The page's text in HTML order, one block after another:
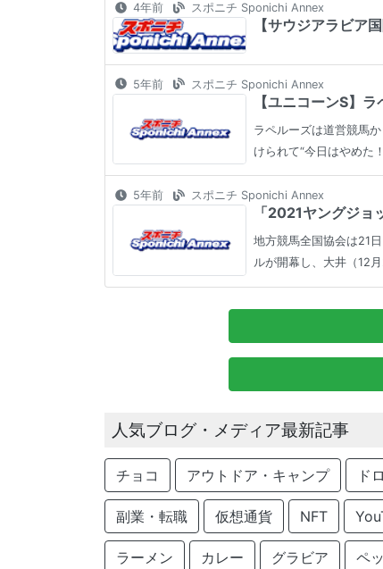
4年前 スポニチ Sponichi Annex
【サウジアラビア
5年前 スポニチ Sponichi Annex
【ユニコーンS】
ラペルーズは道営競馬
けられて“今日はやめた
5年前 スポニチ Sponichi Annex
「2021ヤングジ
地方競馬全国協会は21
ルが開幕し、大井（12
人気ブログ・メディア最新記事
チョコ アウトドア・キャンプ ド
副業・転職 仮想通貨 NFT
ラーメン カレー グラビア ペ